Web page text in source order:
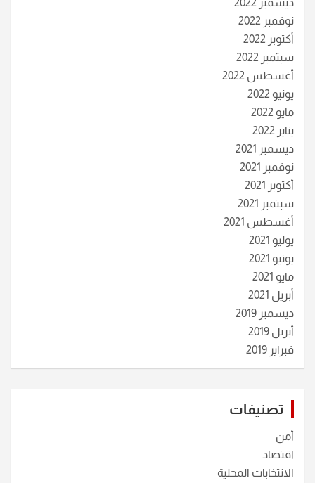
ديسمبر 2022
نوفمبر 2022
أكتوبر 2022
سبتمبر 2022
أغسطس 2022
يونيو 2022
مايو 2022
يناير 2022
ديسمبر 2021
نوفمبر 2021
أكتوبر 2021
سبتمبر 2021
أغسطس 2021
يوليو 2021
يونيو 2021
مايو 2021
أبريل 2021
ديسمبر 2019
أبريل 2019
فبراير 2019
تصنيفات
أمن
اقتصاد
الانتخابات المحلية